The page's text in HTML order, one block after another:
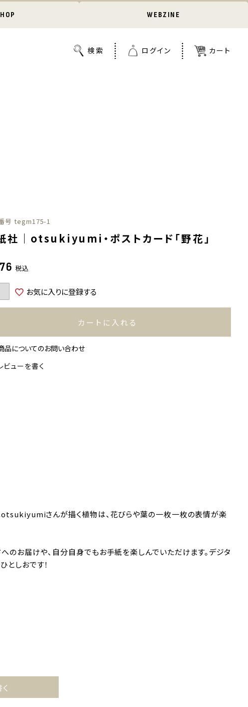
WEBZINE
号 tegm175-1
社｜otsukiyumi・ポストカード「野花」
税込
お気に入りに登録する
カートに入れる
品についてのお問い合わせ
ビューを書く
otsukiyumiさんが描く植物は、花びらや葉の一枚一枚の表情が楽
のお届けや、自分自身でもお手紙を楽しんでいただけます。デジタ
しおです！